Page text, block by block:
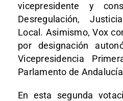
vicepresidente y
Desregulación,
Local. Asimismo, Vox
por designación
Vicepresidencia
Parlamento de
En esta segunda